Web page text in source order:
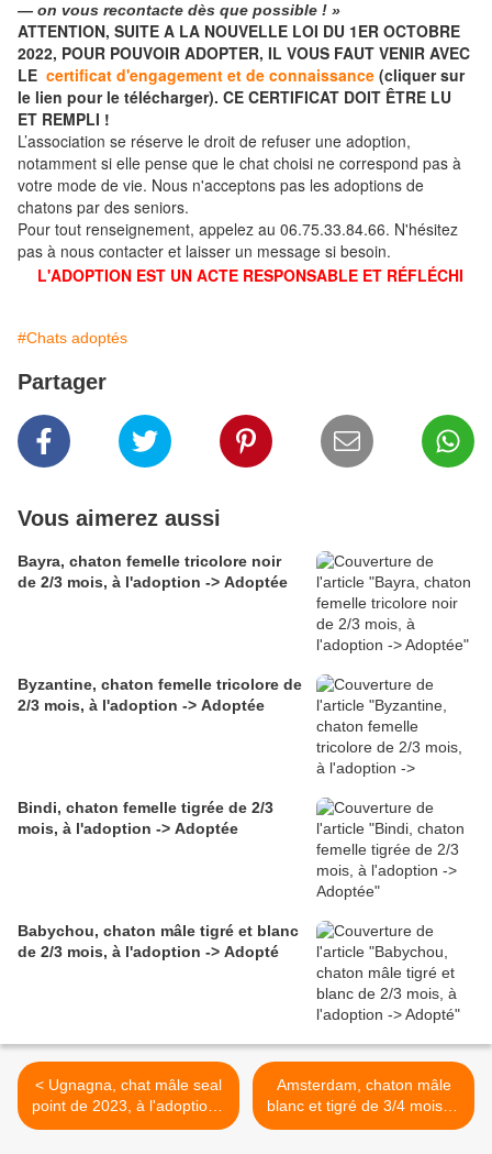
— on vous recontacte dès que possible ! »
ATTENTION, SUITE A LA NOUVELLE LOI DU 1ER OCTOBRE
2022, POUR POUVOIR ADOPTER, IL VOUS FAUT VENIR AVEC
LE certificat d'engagement et de connaissance (cliquer sur
le lien pour le télécharger). CE CERTIFICAT DOIT ÊTRE LU
ET REMPLI !
L’association se réserve le droit de refuser une adoption,
notamment si elle pense que le chat choisi ne correspond pas à
votre mode de vie. Nous n'acceptons pas les adoptions de
chatons par des seniors.
Pour tout renseignement, appelez au 06.75.33.84.66. N'hésitez
pas à nous contacter et laisser un message si besoin.
L'ADOPTION EST UN ACTE RESPONSABLE ET RÉFLÉCHI
#Chats adoptés
Partager
Vous aimerez aussi
Bayra, chaton femelle tricolore noir
de 2/3 mois, à l'adoption -> Adoptée
Byzantine, chaton femelle tricolore de
2/3 mois, à l'adoption -> Adoptée
Bindi, chaton femelle tigrée de 2/3
mois, à l'adoption -> Adoptée
Babychou, chaton mâle tigré et blanc
de 2/3 mois, à l'adoption -> Adopté
< Ugnagna, chat mâle seal
point de 2023, à l'adoption -
> adopté
Amsterdam, chaton mâle
blanc et tigré de 3/4 mois, à
l'adoption -> adopté avec